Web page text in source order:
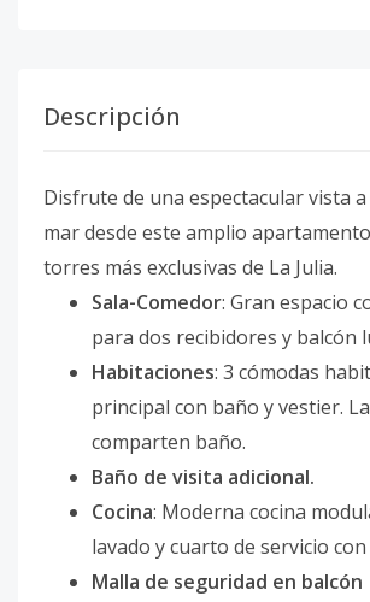
Descripción
Disfrute de una espectacular vista a
mar desde este amplio
torres más exclusivas de La Julia.
Sala-Comedor: Gran espacio
para dos recibidores y balcón
Habitaciones: 3 cómodas
principal con baño y vestier.
comparten baño.
Baño de visita adicional.
Cocina: Moderna cocina
lavado y cuarto de servicio
Malla de seguridad en balcón